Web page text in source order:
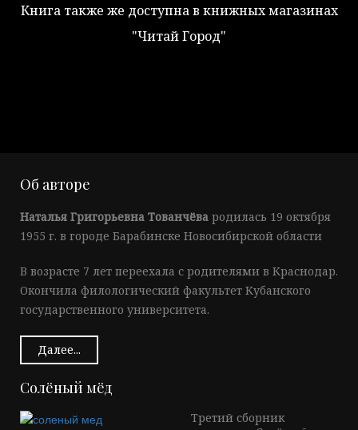
Книга также же доступна в книжных магазинах
"Читай Город"
Об авторе
Наталья Григорьевна Тованчёва родилась 19 октября
1955 г. в городе Барабинске Новосибирской области
В возрасте 7 лет переехала с родителями в Краснодар.
Окончила филологический факультет Кубанского
государственного университета.
Далее...
Солёный мёд
Третий сборник